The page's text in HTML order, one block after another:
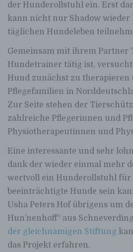
der Hunderollstuhl ein. Erst
kann nicht nur Shadow wieder
täglichen Hundeleben
Gemeinsam mit ihrem Partner
Hundetrainer tätig ist, versucht
Hund zunächst zu therapieren
Pflegefamilien in
Zur Seite stehen der
zahlreiche Pflegerinnen und
Physiotherapeutinnen und
Eine interessante und sehr
dank der wieder einmal mehr
wertvoll ein Hunderollstuhl
beeinträchtigte Hunde sein
Usha Peters Hof übrigens um
Hun’nenhoff“ aus
der gleichnamigen Stiftung
das Projekt erfahren.